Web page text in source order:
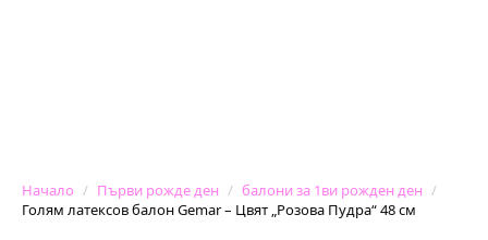
Начало Първи рожде ден
балони за 1ви рожден ден
Голям латексов балон Gemar – Цвят „Розова Пудра“ 48 см